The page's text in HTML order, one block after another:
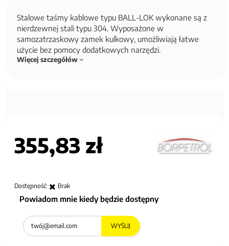
Stalowe taśmy kablowe typu BALL-LOK wykonane są z
nierdzewnej stali typu 304. Wyposażone w
samozatrzaskowy zamek kulkowy, umożliwiają łatwe
użycie bez pomocy dodatkowych narzędzi.
Więcej szczegółów
355,83 zł
Dostępność: Brak
Powiadom mnie kiedy będzie dostępny
WYŚLIJ